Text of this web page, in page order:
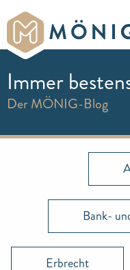
Immer
Der MÖNIG-Blog
Bank-
Erbrecht